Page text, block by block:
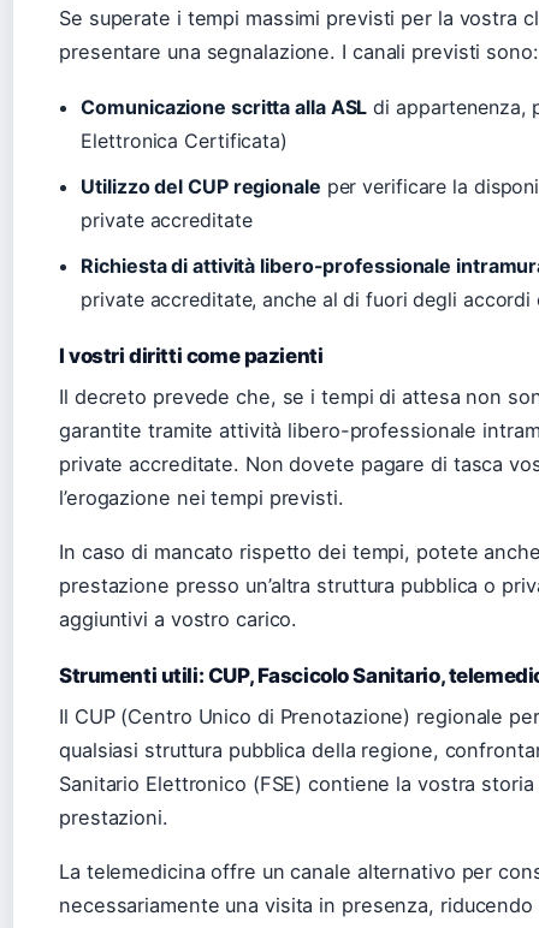
Se superate i tempi massimi previsti per la vostra
presentare una segnalazione. I canali previsti sono:
Comunicazione scritta alla ASL di appartenenza,
Elettronica Certificata)
Utilizzo del CUP regionale per verificare la
private accreditate
Richiesta di attività libero-professionale
private accreditate, anche al di fuori degli accordi
I vostri diritti come pazienti
Il decreto prevede che, se i tempi di attesa non
garantite tramite attività libero-professionale
private accreditate. Non dovete pagare di tasca
l’erogazione nei tempi previsti.
In caso di mancato rispetto dei tempi, potete
prestazione presso un’altra struttura pubblica o
aggiuntivi a vostro carico.
Strumenti utili: CUP, Fascicolo Sanitario,
Il CUP (Centro Unico di Prenotazione) regionale
qualsiasi struttura pubblica della regione,
Sanitario Elettronico (FSE) contiene la vostra
prestazioni.
La telemedicina offre un canale alternativo per
necessariamente una visita in presenza,